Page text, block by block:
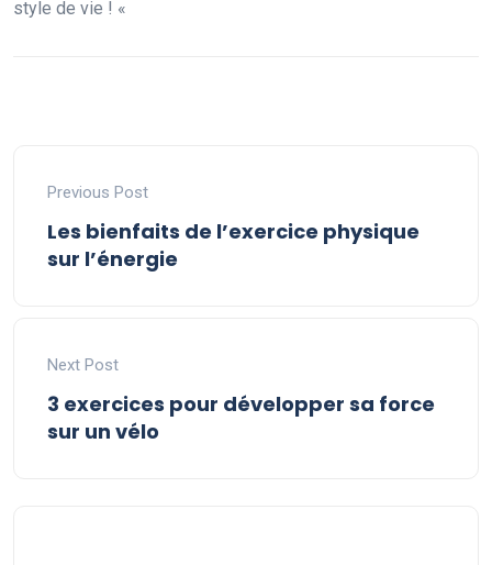
style de vie ! «
Previous Post
Les bienfaits de l’exercice physique
sur l’énergie
Next Post
3 exercices pour développer sa force
sur un vélo